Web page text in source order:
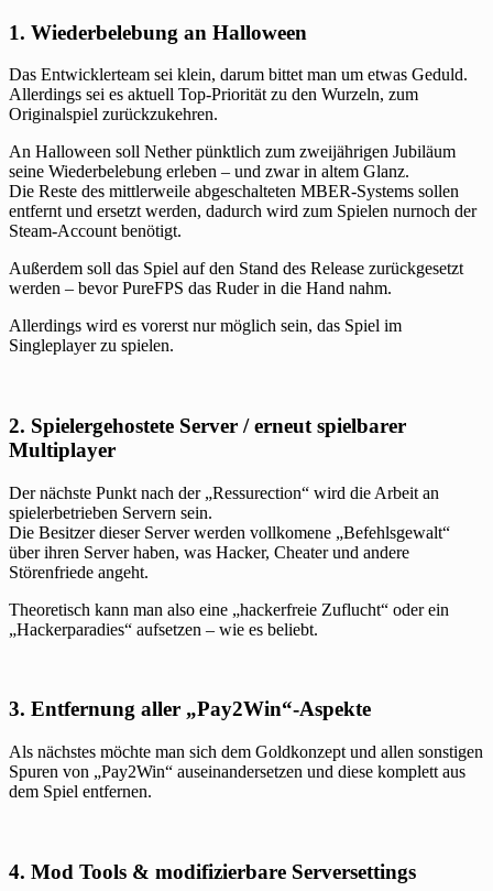
1. Wiederbelebung an Halloween
Das Entwicklerteam sei klein, darum bittet man um etwas Geduld.
Allerdings sei es aktuell Top-Priorität zu den Wurzeln, zum
Originalspiel zurückzukehren.
An Halloween soll Nether pünktlich zum zweijährigen Jubiläum
seine Wiederbelebung erleben – und zwar in altem Glanz.
Die Reste des mittlerweile abgeschalteten MBER-Systems sollen
entfernt und ersetzt werden, dadurch wird zum Spielen nurnoch der
Steam-Account benötigt.
Außerdem soll das Spiel auf den Stand des Release zurückgesetzt
werden – bevor PureFPS das Ruder in die Hand nahm.
Allerdings wird es vorerst nur möglich sein, das Spiel im
Singleplayer zu spielen.
2. Spielergehostete Server / erneut spielbarer
Multiplayer
Der nächste Punkt nach der „Ressurection“ wird die Arbeit an
spielerbetrieben Servern sein.
Die Besitzer dieser Server werden vollkomene „Befehlsgewalt“
über ihren Server haben, was Hacker, Cheater und andere
Störenfriede angeht.
Theoretisch kann man also eine „hackerfreie Zuflucht“ oder ein
„Hackerparadies“ aufsetzen – wie es beliebt.
3. Entfernung aller „Pay2Win“-Aspekte
Als nächstes möchte man sich dem Goldkonzept und allen sonstigen
Spuren von „Pay2Win“ auseinandersetzen und diese komplett aus
dem Spiel entfernen.
4. Mod Tools & modifizierbare Serversettings